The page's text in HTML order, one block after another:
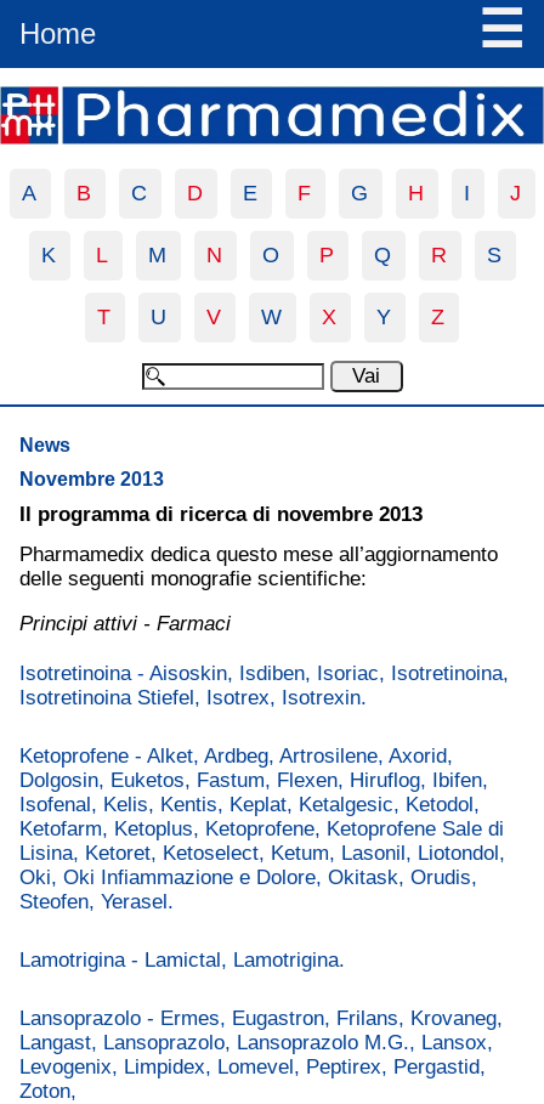
Home ☰
A B C D E F G H I J
K L M N O P Q R S
T U V W X Y Z
News
Novembre 2013
Il programma di ricerca di novembre 2013
Pharmamedix dedica questo mese all’aggiornamento
delle seguenti monografie scientifiche:
Principi attivi - Farmaci
Isotretinoina - Aisoskin, Isdiben, Isoriac, Isotretinoina,
Isotretinoina Stiefel, Isotrex, Isotrexin.
Ketoprofene - Alket, Ardbeg, Artrosilene, Axorid,
Dolgosin, Euketos, Fastum, Flexen, Hiruflog, Ibifen,
Isofenal, Kelis, Kentis, Keplat, Ketalgesic, Ketodol,
Ketofarm, Ketoplus, Ketoprofene, Ketoprofene Sale di
Lisina, Ketoret, Ketoselect, Ketum, Lasonil, Liotondol,
Oki, Oki Infiammazione e Dolore, Okitask, Orudis,
Steofen, Yerasel.
Lamotrigina - Lamictal, Lamotrigina.
Lansoprazolo - Ermes, Eugastron, Frilans, Krovaneg,
Langast, Lansoprazolo, Lansoprazolo M.G., Lansox,
Levogenix, Limpidex, Lomevel, Peptirex, Pergastid,
Zoton,